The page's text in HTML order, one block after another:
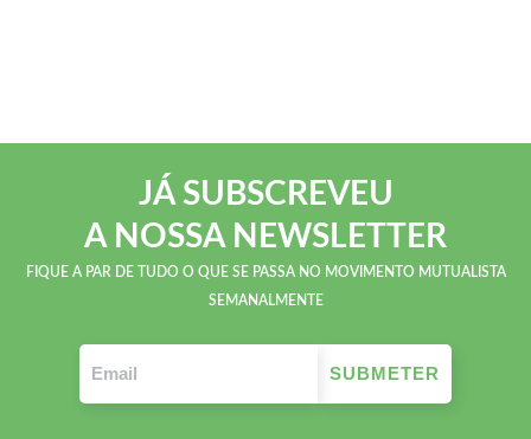
JÁ SUBSCREVEU
A NOSSA NEWSLETTER
FIQUE A PAR DE TUDO O QUE SE PASSA NO MOVIMENTO MUTUALISTA
SEMANALMENTE